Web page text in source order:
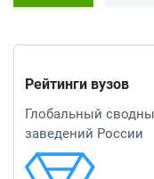
Рейтинги вузов
Глобальный
заведений России